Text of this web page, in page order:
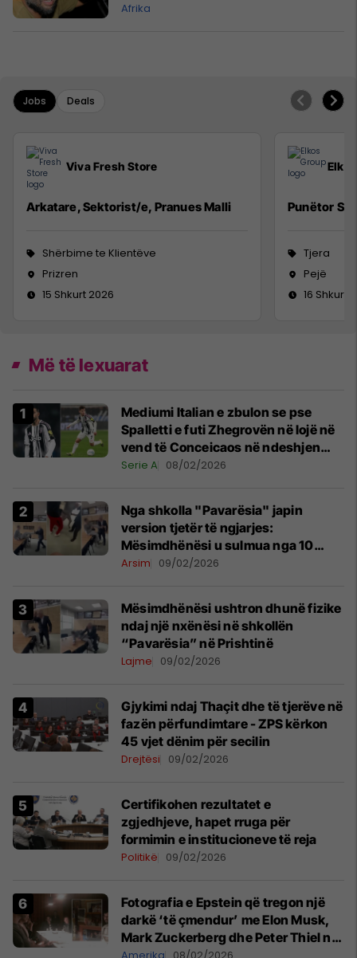
Afrika
Jobs Deals
Viva Fresh Store
Arkatare, Sektorist/e, Pranues Malli
Shërbime te Klientëve
Prizren
15 Shkurt 2026
Punëtor
Tjera
Pejë
16 Shkurt
Më të lexuarat
Mediumi Italian e zbulon se pse
Spalletti e futi Zhegrovën në lojë në
vend të Conceicaos në ndeshjen
Juventus–Lazio
Serie A 08/02/2026
Nga shkolla "Pavarësia" japin
version tjetër të ngjarjes:
Mësimdhënësi u sulmua nga 10
nxënës, reagoi në vetëmbrojtje
Arsim 09/02/2026
Mësimdhënësi ushtron dhunë fizike
ndaj një nxënësi në shkollën
“Pavarësia” në Prishtinë
Lajme 09/02/2026
Gjykimi ndaj Thaçit dhe të tjerëve në
fazën përfundimtare - ZPS kërkon
45 vjet dënim për secilin
Drejtësi 09/02/2026
Certifikohen rezultatet e
zgjedhjeve, hapet rruga për
formimin e institucioneve të reja
Politikë 09/02/2026
Fotografia e Epstein që tregon një
darkë ‘të çmendur’ me Elon Musk,
Mark Zuckerberg dhe Peter Thiel në